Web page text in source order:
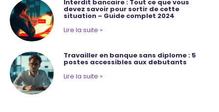
Interdit bancaire : Tout ce que vous
devez savoir pour sortir de cette
situation – Guide complet 2024
Lire la suite »
Travailler en banque sans diplome : 5
postes accessibles aux debutants
Lire la suite »